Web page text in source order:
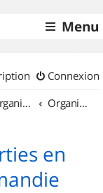
Menu
Connexion
Organisation de sorties & Recherche de partenaires Organisation de sorties en région Haute Normandie
en